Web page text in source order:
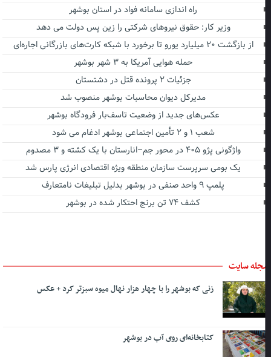
راه اندازی سامانه فواد در استان بوشهر
وزیر کار: حقوق نیروهای شرکتی را زین پس دولت می دهد
از بازگشت ۲۰ میلیارد یورو تا برخورد با شبکه کارت‌های بازرگانی اجاره‌ای
حمله هوایی آمریکا به ۳ شهر بوشهر
جزئیات ۲ پرونده قتل در دشتستان
مدیرکل دیوان محاسبات بوشهر منصوب شد
عکس‌های جدید از وضعیت تاسف‌بار فرودگاه بوشهر
شعب ۱ و ۲ تأمین اجتماعی بوشهر ادغام می شود
واژگونی پژو ۴۰۵ در محور جم–انارستان با یک کشته و ۳ مصدوم
یک بومی سرپرست سازمان منطقه ویژه اقتصادی انرژی پارس شد
پلمپ ۹ واحد صنفی در بوشهر بدلیل تبلیغات نامتعارف
کشف ۷۴ تن برنج احتکار شده در بوشهر
سایت
زنی که بوشهر را با چهار هزار نهال میوه سبزتر کرد + عکس
کتابخانه‌ای روی آب در بوشهر